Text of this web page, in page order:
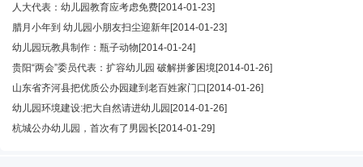
人大代表：幼儿园教育应考虑免费[2014-01-23]
腊月小年到 幼儿园小朋友扫尘迎新年[2014-01-23]
幼儿园玩教具制作：瓶子动物 [2014-01-24]
贵阳“两会”委员代表：扩容幼儿园 破解拼爹困境[2014-01-26]
山东省齐河县把优质公办园建到老百姓家门口 [2014-01-26]
幼儿园环境建设:把大自然请进幼儿园 [2014-01-26]
杭城公办幼儿园，首次有了男园长 [2014-01-29]